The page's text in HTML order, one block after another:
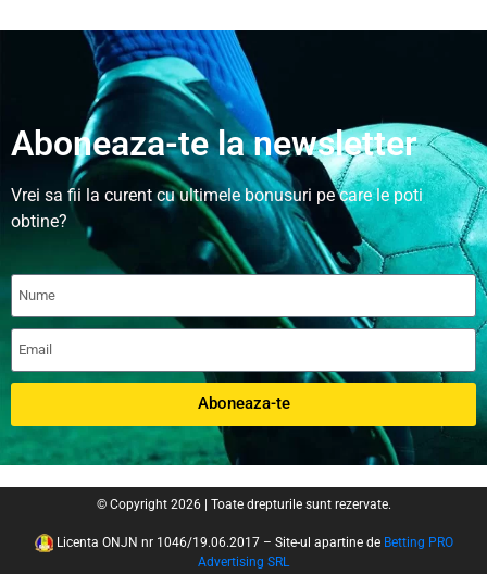
Aboneaza-te la newsletter
Vrei sa fii la curent cu ultimele bonusuri pe care le poti
obtine?
Aboneaza-te
© Copyright 2026 | Toate drepturile sunt rezervate.
Licenta ONJN nr 1046/19.06.2017 – Site-ul apartine de Betting PRO
Advertising SRL